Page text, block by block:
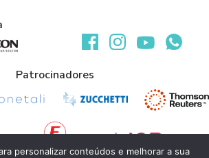
Desenvolvido por:
Patrocinadores
personalizar conteúdos e melhorar a sua